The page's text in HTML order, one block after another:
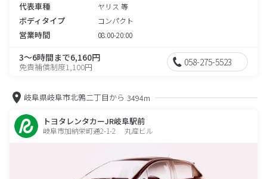
代表車種 ヤリス 等
ボディタイプ コンパクト
営業時間 08:00-20:00
3～6時間まで6,160円
免責補償制度1,100円 058-275-5523
岐阜県岐阜市北鶉二丁目から 3494m
トヨタレンタカーJR岐阜駅前
岐阜市加納栄町通2-1-2 丸産ビル